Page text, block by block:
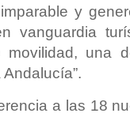
y
vanguardia
una
a las 18